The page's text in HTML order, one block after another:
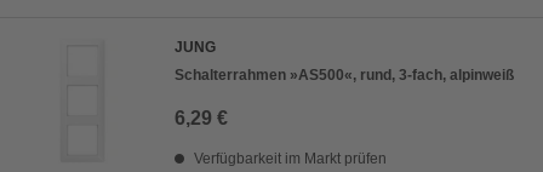
JUNG
Schalterrahmen »AS500«, rund, 3-fach, alpinweiß
6,29 €
Verfügbarkeit im Markt prüfen